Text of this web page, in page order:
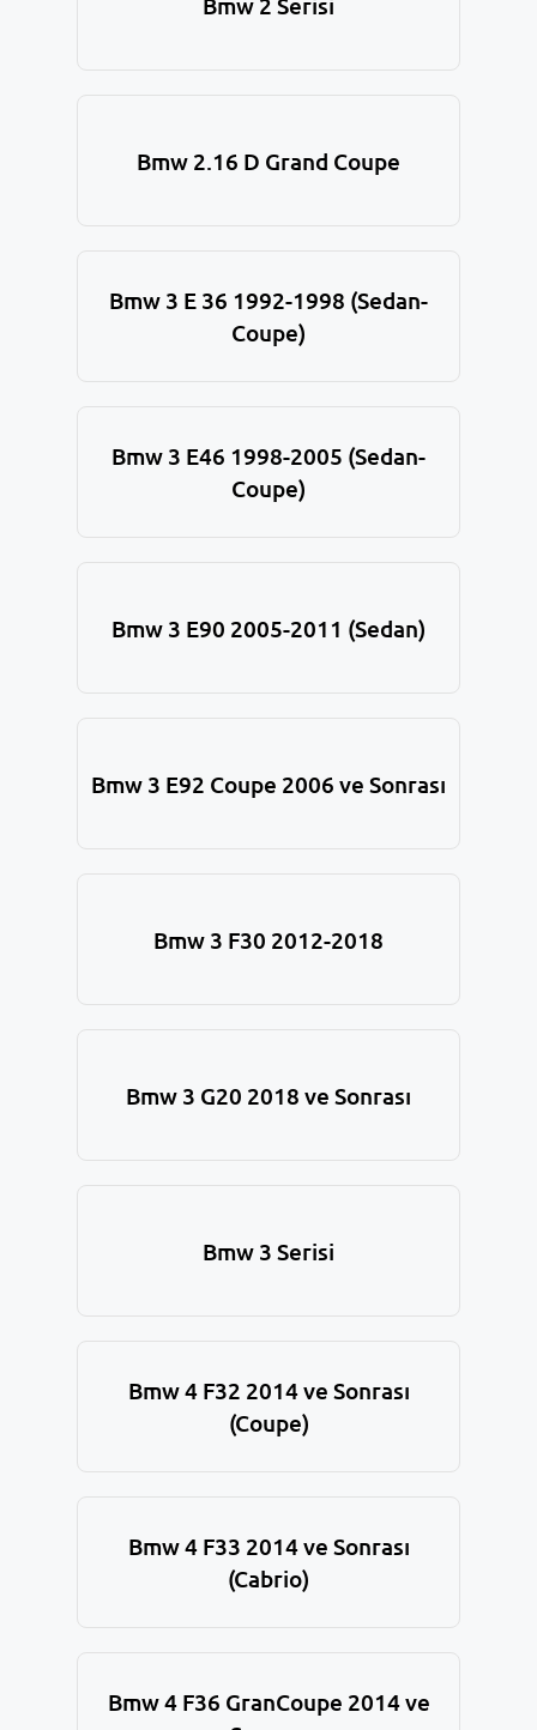
Bmw 2.16 D Grand Coupe
Bmw 3 E 36 1992-1998 (Sedan-
Coupe)
Bmw 3 E46 1998-2005 (Sedan-
Coupe)
Bmw 3 E90 2005-2011 (Sedan)
Bmw 3 E92 Coupe 2006 ve Sonrası
Bmw 3 F30 2012-2018
Bmw 3 G20 2018 ve Sonrası
Bmw 3 Serisi
Bmw 4 F32 2014 ve Sonrası
(Coupe)
Bmw 4 F33 2014 ve Sonrası
(Cabrio)
Bmw 4 F36 GranCoupe 2014 ve